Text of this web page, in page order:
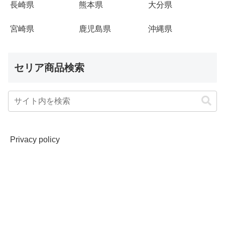
長崎県 熊本県 大分県
宮崎県 鹿児島県 沖縄県
セリア商品検索
Privacy policy